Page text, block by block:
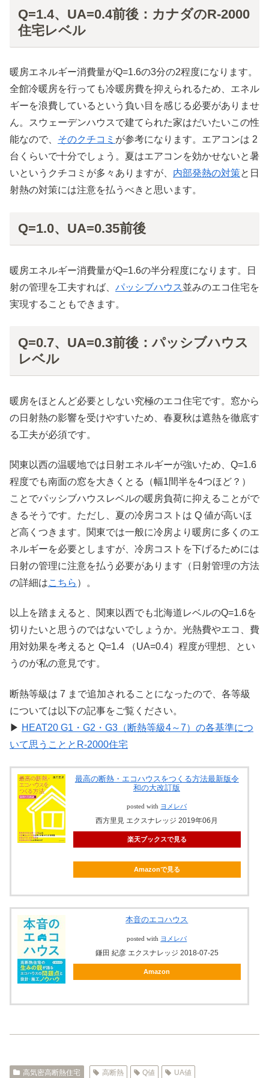
Q=1.4、UA=0.4前後：カナダのR-2000
住宅レベル
暖房エネルギー消費量がQ=1.6の3分の2程度になります。
全館冷暖房を行っても冷暖房費を抑えられるため、エネル
ギーを浪費しているという負い目を感じる必要がありませ
ん。スウェーデンハウスで建てられた家はだいたいこの性
能なので、 そのクチコミ が参考になります。エアコンは 2
台くらいで十分でしょう。夏はエアコンを効かせないと暑
いというクチコミが多々ありますが、 内部発熱の対策と日
射熱の対策には注意を払うべきと思います。
Q=1.0、UA=0.35前後
暖房エネルギー消費量がQ=1.6の半分程度になります。日
射の管理を工夫すれば、 パッシブハウス並みのエコ住宅を
実現することもできます。
Q=0.7、UA=0.3前後：パッシブハウス
レベル
暖房をほとんど必要としない究極のエコ住宅です。窓から
の日射熱の影響を受けやすいため、春夏秋は遮熱を徹底す
る工夫が必須です。
関東以西の温暖地では日射エネルギーが強いため、Q=1.6
程度でも南面の窓を大きくとる（幅1間半を4つほど？）
ことでパッシブハウスレベルの暖房負荷に抑えることがで
きるそうです。ただし、夏の冷房コストは Q 値が高いほ
ど高くつきます。関東では一般に冷房より暖房に多くのエ
ネルギーを必要としますが、冷房コストを下げるためには
日射の管理に注意を払う必要があります（日射管理の方法
の詳細はこちら ）。
以上を踏まえると、関東以西でも北海道レベルのQ=1.6を
切りたいと思うのではないでしょうか。光熱費やエコ、費
用対効果を考えると Q=1.4 （UA=0.4）程度が理想、とい
うのが私の意見です。
断熱等級は 7 まで追加されることになったので、各等級
については以下の記事をご覧ください。
▶ HEAT20 G1・G2・G3（断熱等級4～7）の各基準につ
いて思うこととR-2000住宅
最高の断熱・エコハウスをつくる方法最新版令
和の大改訂版
posted with ヨメレバ
西方里見 エクスナレッジ 2019年06月
楽天ブックスで見る
Amazonで見る
本音のエコハウス
posted with ヨメレバ
鎌田 紀彦 エクスナレッジ 2018-07-25
Amazon
高気密高断熱住宅 高断熱 Q値 UA値